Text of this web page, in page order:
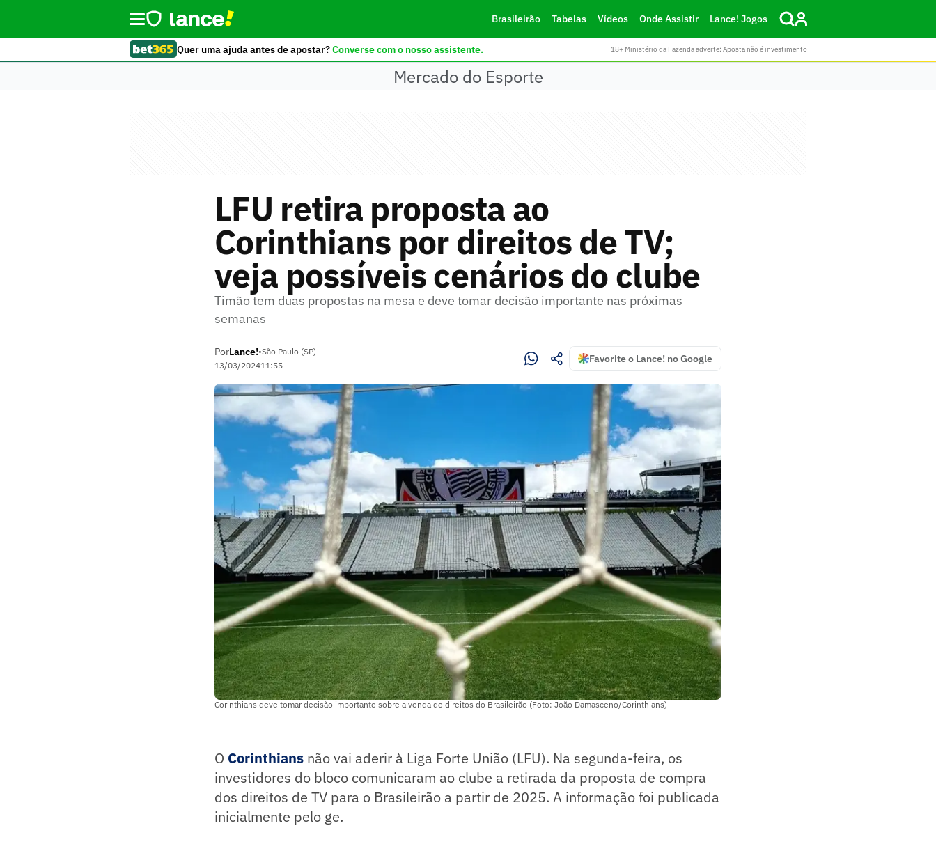
Brasileirão Tabelas Vídeos Onde Assistir Lance! Jogos
Quer uma ajuda antes de apostar?Converse com o nosso assistente. 18+ Ministério da Fazenda adverte: Aposta não é investimento
Mercado do Esporte
LFU retira proposta ao
Corinthians por direitos de TV;
veja possíveis cenários do clube
Timão tem duas propostas na mesa e deve tomar decisão importante nas próximas
semanas
PorLance!•São Paulo (SP)
13/03/202411:55
Favorite o Lance! no Google
Corinthians deve tomar decisão importante sobre a venda de direitos do Brasileirão (Foto: João Damasceno/Corinthians)
O Corinthians não vai aderir à Liga Forte União (LFU). Na segunda-feira, os
investidores do bloco comunicaram ao clube a retirada da proposta de compra
dos direitos de TV para o Brasileirão a partir de 2025. A informação foi publicada
inicialmente pelo ge.